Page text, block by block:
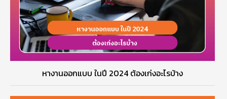
หางานออกแบบ ในปี 2024 ต้องเก่งอะไรบ้าง